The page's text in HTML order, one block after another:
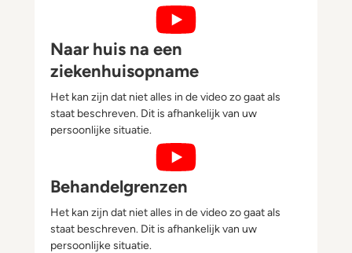
Een opname in het Maasstad
Naar huis na een
ziekenhuisopname
Het kan zijn dat niet alles in de video zo gaat als
staat beschreven. Dit is afhankelijk van uw
persoonlijke situatie.
Naar huis na een
Behandelgrenzen
Het kan zijn dat niet alles in de video zo gaat als
staat beschreven. Dit is afhankelijk van uw
persoonlijke situatie.